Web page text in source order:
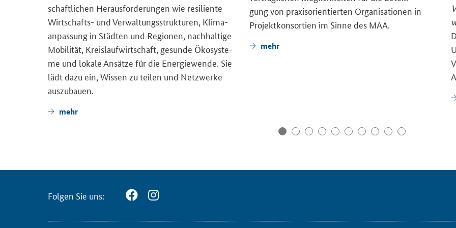
schaft­li­chen Her­aus­for­de­run­gen wie re­si­li­en­te
Wirtschafts-​ und Ver­wal­tungs­struk­tu­ren, Kli­ma­
an­pas­sung in Städ­ten und Re­gio­nen, nach­hal­ti­ge
Mo­bi­li­tät, Kreis­lauf­wirt­schaft, ge­sun­de Öko­sys­te­
me und lo­ka­le An­sät­ze für die En­er­gie­wen­de. Sie
lädt dazu ein, Wis­sen zu tei­len und Netz­wer­ke
aus­zu­bau­en.
mehr
gung von pra­xis­ori­en­tier­ten Or­ga­ni­sa­tio­nen in
Pro­jekt­kon­sor­ti­en im Sinne des MAA.
mehr
Fol­gen Sie uns: